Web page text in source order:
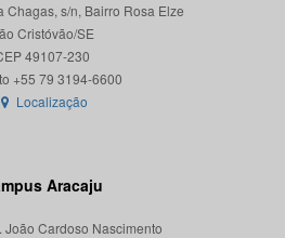
Chagas, s/n, Bairro Rosa Elze
Cristóvão/SE
49107-230
Localização
Aracaju
João Cardoso Nascimento